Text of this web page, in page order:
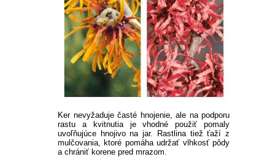
DIASCIA
HELICHRYSUM
OSTEOSPERMUM
ISOTOMA
SANVITÁLIA
LOBULÁRIA
NETÝKAVKA
Ker nevyžaduje časté hnojenie, ale na podporu
rastu a kvitnutia je vhodné použiť pomaly
uvoľňujúce hnojivo na jar. Rastlina tiež ťaží z
mulčovania, ktoré pomáha udržať vlhkosť pôdy
a chrániť korene pred mrazom.